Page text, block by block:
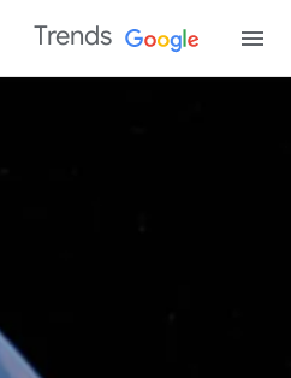
Trends